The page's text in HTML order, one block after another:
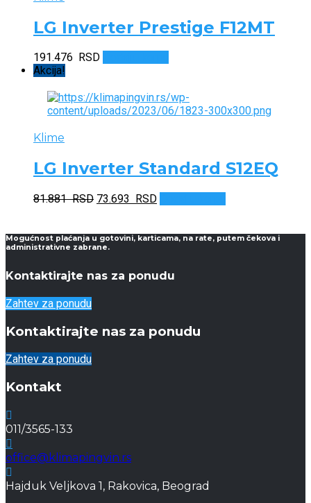
LG Inverter Prestige F12MT
191.476 RSD
Akcija!
Klime
LG Inverter Standard S12EQ
81.881RSD Originalna
bila:
81.881 RSD.
73.693 RSDTrenutna
73.693 RSD.
Mogućnost plaćanja u gotovini, karticama, na rate, putem čekova i
administrativne zabrane.
Kontaktirajte nas za ponudu
Zahtev za ponudu
Kontaktirajte nas za ponudu
Zahtev za ponudu
Kontakt
011/3565-133
office@klimapingvin.rs
Hajduk Veljkova 1, Rakovica, Beograd